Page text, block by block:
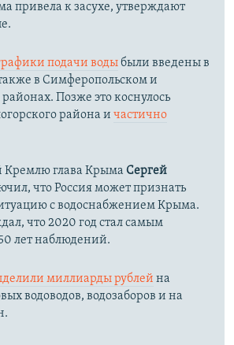
привела к засухе, утверждают
подачи водыбыли введены в
в Симферопольском и
Позже это коснулось
района и частично
Кремлю глава Крыма Сергей
что Россия может признать
с водоснабжением Крыма.
что 2020 год стал самым
лет наблюдений.​
миллиарды рублей на
водоводов, водозаборов и на